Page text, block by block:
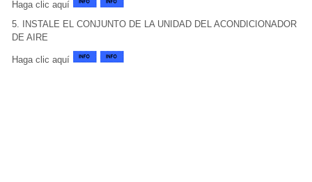
Haga clic aquí
5. INSTALE EL CONJUNTO DE LA UNIDAD DEL ACONDICIONADOR
DE AIRE
Haga clic aquí